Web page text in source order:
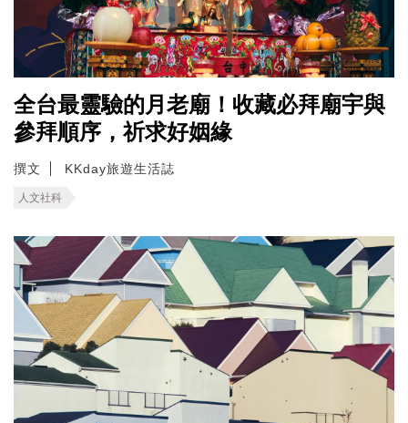
全台最靈驗的月老廟！收藏必拜廟宇與
參拜順序，祈求好姻緣
撰文 KKday旅遊生活誌
人文社科